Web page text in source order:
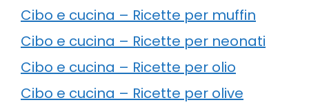
Cibo e cucina – Ricette per muffin
Cibo e cucina – Ricette per neonati
Cibo e cucina – Ricette per olio
Cibo e cucina – Ricette per olive